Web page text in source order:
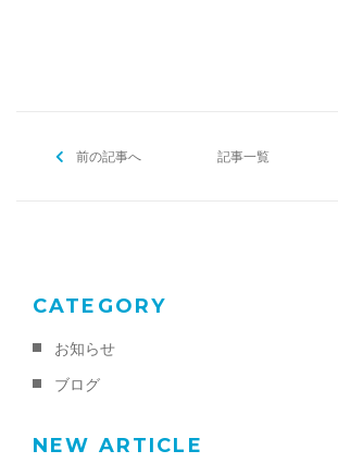
前の記事へ 記事一覧
CATEGORY
お知らせ
ブログ
NEW ARTICLE